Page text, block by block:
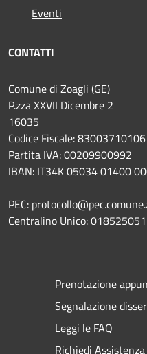
Eventi
CONTATTI
Comune di Zoagli (GE)
P.zza XXVII Dicembre 2
16035
Codice Fiscale: 83003710106
Partita IVA: 00209900992
IBAN: IT34K 05034 01400
PEC:
Centralino Unico: 018525051
Prenotazione
Segnalazione
Leggi le FAQ
Richiedi Assistenza